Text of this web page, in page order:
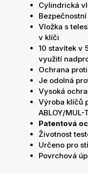
Cylindrická
Bezpečnostní
Vložka s
v klíči
10 stavítek v
využití
Ochrana
Je odolná
Vysoká
Výroba klíčů
ABLOY/MUL-
Patentová
Životnost
Určeno pro
Povrchová